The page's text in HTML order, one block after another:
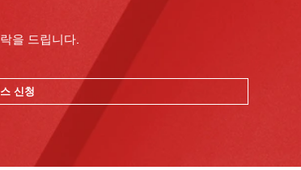
을 드립니다.
신청